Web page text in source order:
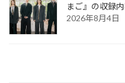
まご』の収録
2026年8月4日